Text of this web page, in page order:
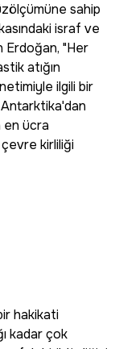
sahip
israf ve
Erdoğan, "Her
atığın
ilgili bir
Antarktika'dan
en ücra
çevre kirliliği
hakikati
kadar çok